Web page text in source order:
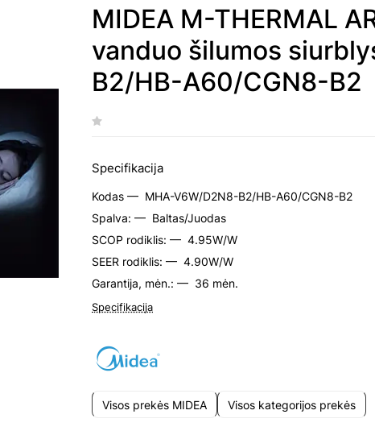
MIDEA M-THERMAL
vanduo šilumos
B2/HB-A60/CGN8-B2
Specifikacija
Kodas — MHA-V6W/D2N8-B2/HB-A60/CGN8-B2
Spalva: — Baltas/Juodas
SCOP rodiklis: — 4.95W/W
SEER rodiklis: — 4.90W/W
Garantija, mėn.: — 36 mėn.
Specifikacija
Visos prekės MIDEA Visos kategorijos prekės